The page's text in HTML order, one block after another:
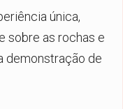
única,
sobre as rochas e
demonstração de